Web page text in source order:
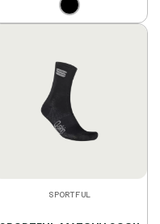
le confort des pieds par temps
plantaire, un talon et une pointe
renforcés en nylon pour une
meilleure durabilité, ainsi qu'une
bande réfléchissante
pour la visibilité. Hauteur de tige
de 18 cm, poids de 69 g, coupe
SPORTFUL